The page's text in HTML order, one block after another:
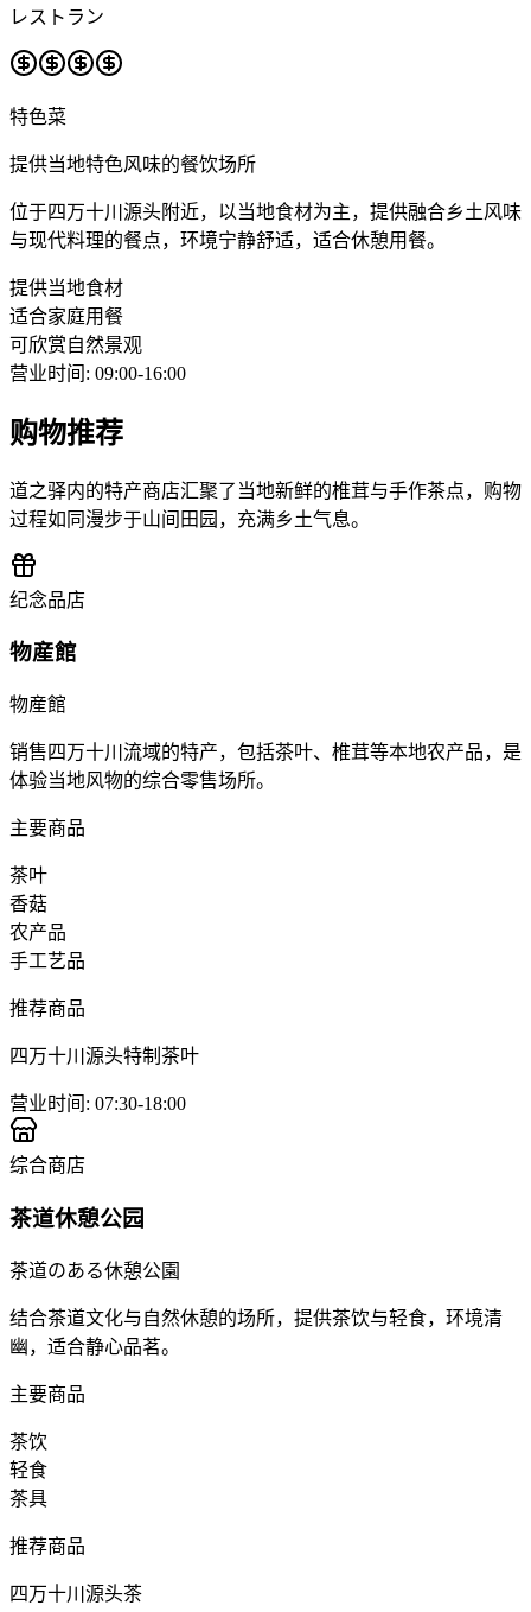
レストラン
特色菜
提供当地特色风味的餐饮场所
位于四万十川源头附近，以当地食材为主，提供融合乡土风味
与现代料理的餐点，环境宁静舒适，适合休憩用餐。
提供当地食材
适合家庭用餐
可欣赏自然景观
营业时间 : 09:00-16:00
购物推荐
道之驿内的特产商店汇聚了当地新鲜的椎茸与手作茶点，购物
过程如同漫步于山间田园，充满乡土气息。
纪念品店
物産館
物産館
销售四万十川流域的特产，包括茶叶、椎茸等本地农产品，是
体验当地风物的综合零售场所。
主要商品
茶叶
香菇
农产品
手工艺品
推荐商品
四万十川源头特制茶叶
营业时间 : 07:30-18:00
综合商店
茶道休憩公园
茶道のある休憩公園
结合茶道文化与自然休憩的场所，提供茶饮与轻食，环境清
幽，适合静心品茗。
主要商品
茶饮
轻食
茶具
推荐商品
四万十川源头茶